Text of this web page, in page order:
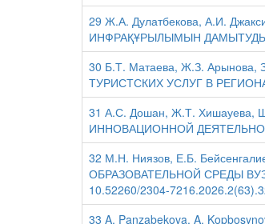
29 Ж.А. Дулатбекова, А.И.
ИНФРАҚҰРЫЛЫМЫН ДАМЫТУДЫҢ
30 Б.Т. Матаева, Ж.З.
ТУРИСТСКИХ УСЛУГ В
31 А.С. Дошан, Ж.Т. Хишауева,
ИННОВАЦИОННОЙ
32 М.Н. Ниязов, Е.Б.
ОБРАЗОВАТЕЛЬНОЙ СРЕДЫ
10.52260/2304-
33 A. Panzabekova, A.